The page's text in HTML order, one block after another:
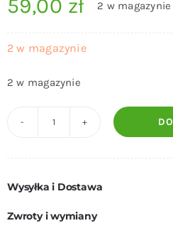
59,00 zł 2 w magazynie
2 w magazynie
2 w magazynie
3D
160x200cm
Wysyłka i Dostawa
Zwroty i wymiany